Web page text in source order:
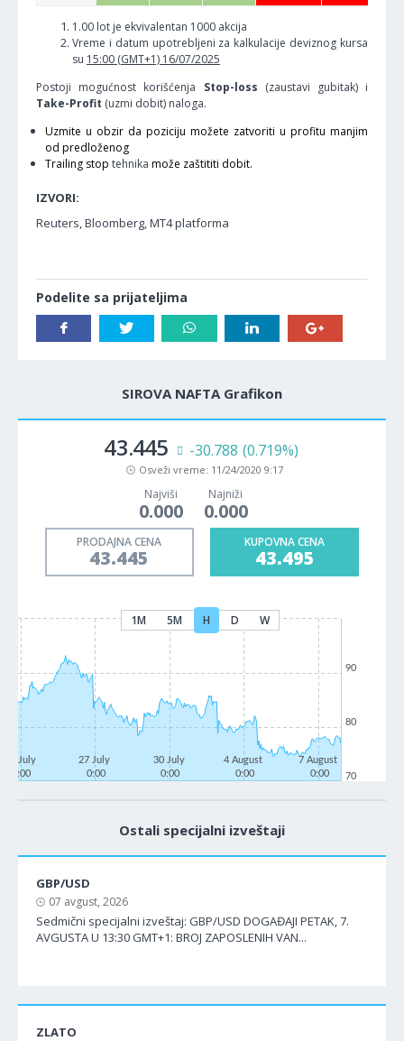
1.00 lot je ekvivalentan 1000 akcija
Vreme i datum upotrebljeni za kalkulacije deviznog kursa
su 15:00 (GMT+1) 16/07/2025
Postoji mogućnost korišćenja Stop-loss (zaustavi gubitak) i
Take-Profit (uzmi dobit) naloga.
Uzmite u obzir da poziciju možete zatvoriti u profitu manjim
od predloženog
Trailing stop tehnika može zaštititi dobit.
IZVORI:
Reuters, Bloomberg, MT4 platforma
Podelite sa prijateljima
SIROVA NAFTA Grafikon
43.445 -30.788 (0.719%)
Osveži vreme: 11/24/2020 9:17
Najviši
0.000
Najniži
0.000
PRODAJNA CENA
43.445
KUPOVNA CENA
43.495
1M 5M H D W
22 July
0:00
27 July
0:00
30 July
0:00
4 August
0:00
7 August
0:00
70
80
90
Ostali specijalni izveštaji
GBP/USD
07 avgust, 2026
Sedmični specijalni izveštaj: GBP/USD DOGAĐAJI PETAK, 7.
AVGUSTA U 13:30 GMT+1: BROJ ZAPOSLENIH VAN...
ZLATO